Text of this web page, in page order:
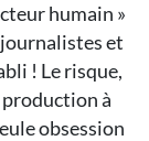
humain »
et
! Le risque,
production à
obsession